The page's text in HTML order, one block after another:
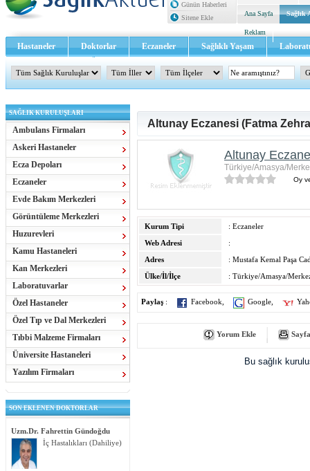
Günün Haberleri
Sitene Ekle
Ana Sayfa Sağlık
Reklam
Hastaneler Doktorlar Eczaneler Sağlıklı Yaşam
Sağlık TV - Video İletişim
SAĞLIK KURULUŞLARI
Ambulans Firmaları
Askeri Hastaneler
Ecza Depoları
Eczaneler
Evde Bakım Merkezleri
Görüntüleme Merkezleri
Huzurevleri
Kamu Hastaneleri
Kan Merkezleri
Laboratuvarlar
Özel Hastaneler
Özel Tıp ve Dal Merkezleri
Tıbbi Malzeme Firmaları
Üniversite Hastaneleri
Yazılım Firmaları
SON EKLENEN DOKTORLAR
Uzm.Dr. Fahrettin Gündoğdu
İç Hastalıkları (Dahiliye)
Altunay Eczanesi (Fatma
Altunay
Türkiye/Amasya/
Oy
Kurum Tipi
: Eczaneler
Web Adresi
:
Adres
: Mustafa Kemal Paşa
Ülke/İl/İlçe
: Türkiye/Amasya/
Paylaş : Facebook Google
Yorum Ekle
Bu sağlık